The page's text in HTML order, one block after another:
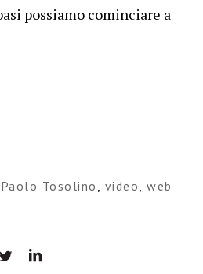
possiamo cominciare a
Paolo Tosolino , video,web